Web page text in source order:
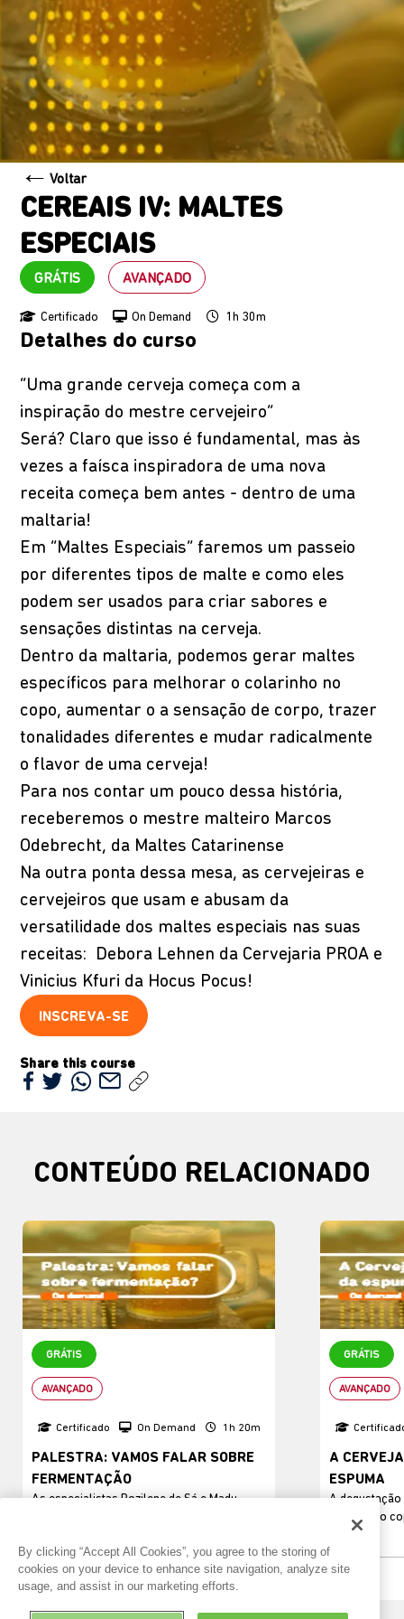
←Voltar
CEREAIS IV: MALTES
ESPECIAIS
GRÁTIS AVANÇADO
Certificado On Demand 1h 30m
Detalhes do curso
“Uma grande cerveja começa com a
inspiração do mestre cervejeiro”
Será? Claro que isso é fundamental, mas às
vezes a faísca inspiradora de uma nova
receita começa bem antes - dentro de uma
maltaria!
Em “Maltes Especiais” faremos um passeio
por diferentes tipos de malte e como eles
podem ser usados para criar sabores e
sensações distintas na cerveja.
Dentro da maltaria, podemos gerar maltes
específicos para melhorar o colarinho no
copo, aumentar o a sensação de corpo, trazer
tonalidades diferentes e mudar radicalmente
o flavor de uma cerveja!
Para nos contar um pouco dessa história,
receberemos o mestre malteiro Marcos
Odebrecht, da Maltes Catarinense
Na outra ponta dessa mesa, as cervejeiras e
cervejeiros que usam e abusam da
versatilidade dos maltes especiais nas suas
receitas: Debora Lehnen da Cervejaria PROA e
Vinicius Kfuri da Hocus Pocus!
INSCREVA-SE
Share this course
CONTEÚDO RELACIONADO
GRÁTIS
AVANÇADO
Certificado On Demand 1h 20m
PALESTRA: VAMOS FALAR SOBRE
FERMENTAÇÃO
As especialistas Rozilene de Sá e Madu
Visualizar
GRÁTIS
AVANÇADO
A
ESPUMA
A
espuma no
segredos
pode afetar a
By clicking “Accept All Cookies”, you agree to the storing of
cookies on your device to enhance site navigation, analyze site
usage, and assist in our marketing efforts.